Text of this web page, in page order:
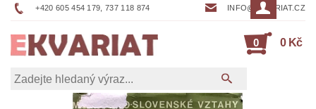
+420 605 454 179, 737 118 874 INFO@EKVARIAT.CZ
0 0 Kč